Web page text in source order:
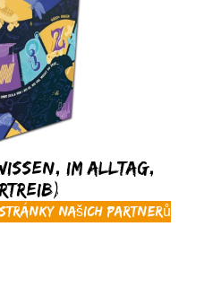
Im Alltag,
stránky našich partnerů